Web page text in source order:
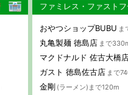
ファミレス・ファスト
おやつショップBUBU ま
丸亀製麺 徳島店 まで
マクドナルド 佐古大橋
ガスト 徳島佐古店 まで
金剛 (ラーメン)まで120m